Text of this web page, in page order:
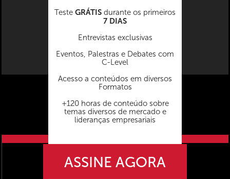
Teste GRÁTIS durante os primeiros
7 DIAS
Entrevistas exclusivas
Eventos, Palestras e Debates com
C-Level
Acesso a conteúdos em diversos
Formatos
+120 horas de conteúdo sobre
temas diversos de mercado e
lideranças empresariais
ASSINE AGORA